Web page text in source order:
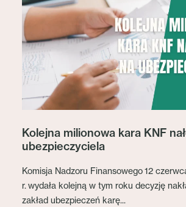
Kolejna milionowa kara KNF
ubezpieczyciela
Komisja Nadzoru Finansowego 12
r. wydała kolejną w tym roku decyzję
zakład ubezpieczeń karę...